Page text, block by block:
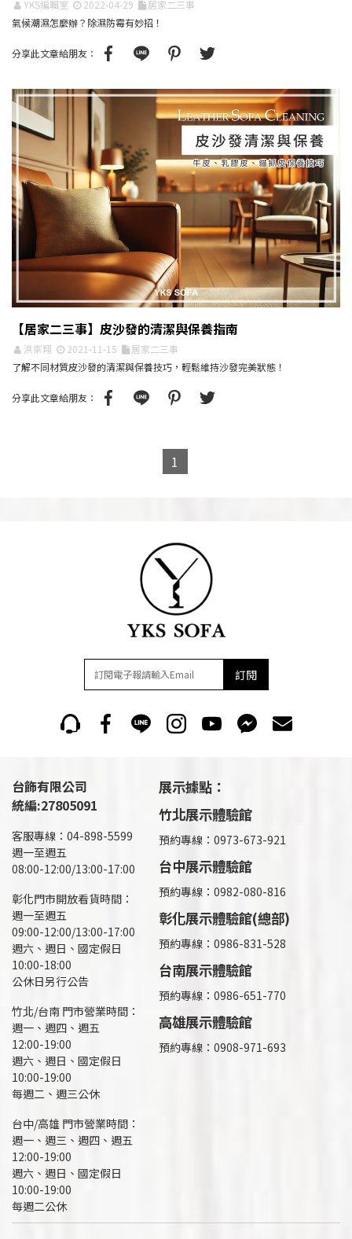
YKS編輯室 2022-04-29
居家二三事
氣候潮濕怎麼辦？除濕防霉有妙招！
分享此文章給朋友：
【居家二三事】皮沙發的清潔與保養指南
洪崇翔 2021-11-15
居家二三事
了解不同材質皮沙發的清潔與保養技巧，輕鬆維持沙發完美狀態！
分享此文章給朋友：
1
訂閱
台飾有限公司
統編:27805091
客服專線：04-898-5599
週一至週五
08:00-12:00/13:00-17:00
彰化門市開放看貨時間：
週一至週五
09:00-12:00/13:00-17:00
週六、週日、國定假日
10:00-18:00
公休日另行公告
竹北/台南 門市營業時間：
週一、週四、週五
12:00-19:00
週六、週日、國定假日
10:00-19:00
每週二、週三公休
台中/高雄 門市營業時間：
週一、週三、週四、週五
12:00-19:00
週六、週日、國定假日
10:00-19:00
每週二公休
展示據點：
竹北展示體驗館
預約專線：0973-673-921
台中展示體驗館
預約專線：0982-080-816
彰化展示體驗館(總部)
預約專線： 0986-831-528
台南展示體驗館
預約專線：0986-651-770
高雄展示體驗館
預約專線： 0908-971-693